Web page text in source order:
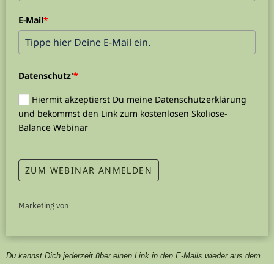
E-Mail*
Datenschutz'*
Hiermit akzeptierst Du meine Datenschutzerklärung
und bekommst den Link zum kostenlosen Skoliose-
Balance Webinar
ZUM WEBINAR ANMELDEN
Marketing von
i
Du kannst Dich jederzeit über einen Link in den E-Mails wieder aus dem